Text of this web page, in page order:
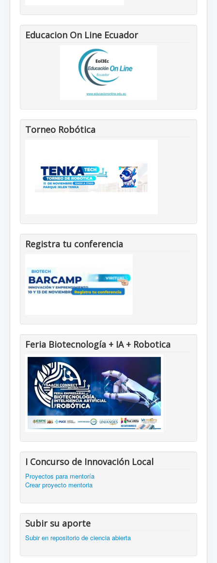
Educacion On Line Ecuador
Torneo Robótica
Registra tu conferencia
Feria Biotecnología + IA + Robotica
I Concurso de Innovación Local
Proyectos para mentoría
Crear proyecto mentoria
Subir su aporte
Subir en repositorio de ciencia abierta